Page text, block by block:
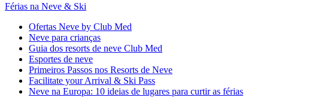
Férias na Neve & Ski
Ofertas Neve by Club Med
Neve para crianças
Guia dos resorts de neve Club Med
Esportes de neve
Primeiros Passos nos Resorts de Neve
Facilitate your Arrival & Ski Pass
Neve na Europa: 10 ideias de lugares para curtir as férias